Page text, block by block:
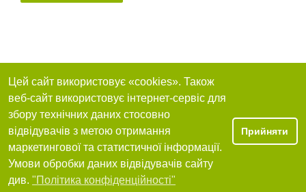
Цей сайт використовує «cookies». Також
веб-сайт використовує інтернет-сервіс для
збору технічних даних стосовно
відвідувачів з метою отримання
маркетингової та статистичної інформації.
Умови обробки даних відвідувачів сайту
див. "Політика конфіденційності"
Прийняти